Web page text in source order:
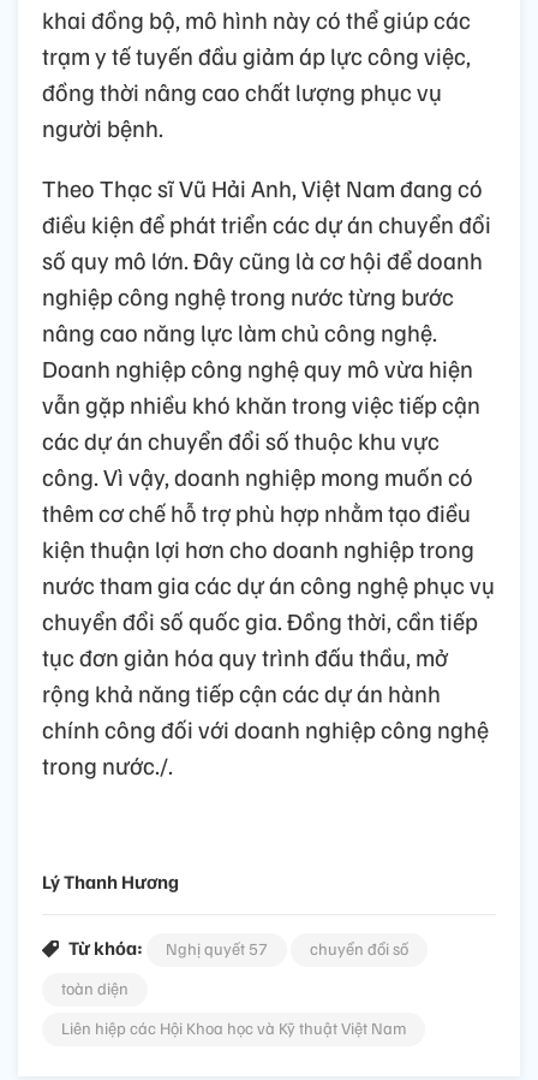
khai đồng bộ, mô hình này có thể giúp các
trạm y tế tuyến đầu giảm áp lực công việc,
đồng thời nâng cao chất lượng phục vụ
người bệnh.
Theo Thạc sĩ Vũ Hải Anh, Việt Nam đang có
điều kiện để phát triển các dự án chuyển đổi
số quy mô lớn. Đây cũng là cơ hội để doanh
nghiệp công nghệ trong nước từng bước
nâng cao năng lực làm chủ công nghệ.
Doanh nghiệp công nghệ quy mô vừa hiện
vẫn gặp nhiều khó khăn trong việc tiếp cận
các dự án chuyển đổi số thuộc khu vực
công. Vì vậy, doanh nghiệp mong muốn có
thêm cơ chế hỗ trợ phù hợp nhằm tạo điều
kiện thuận lợi hơn cho doanh nghiệp trong
nước tham gia các dự án công nghệ phục vụ
chuyển đổi số quốc gia. Đồng thời, cần tiếp
tục đơn giản hóa quy trình đấu thầu, mở
rộng khả năng tiếp cận các dự án hành
chính công đối với doanh nghiệp công nghệ
trong nước./.
Lý Thanh Hương
Từ khóa: Nghị quyết 57
chuyển đổi số
toàn diện
Liên hiệp các Hội Khoa học và Kỹ thuật Việt Nam